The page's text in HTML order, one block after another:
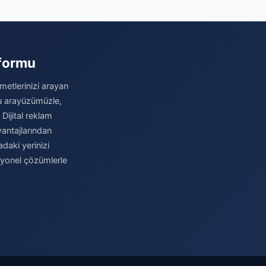
arayan
arayüzümüzle,
Dijital reklam
yerinizi
çözümlerle